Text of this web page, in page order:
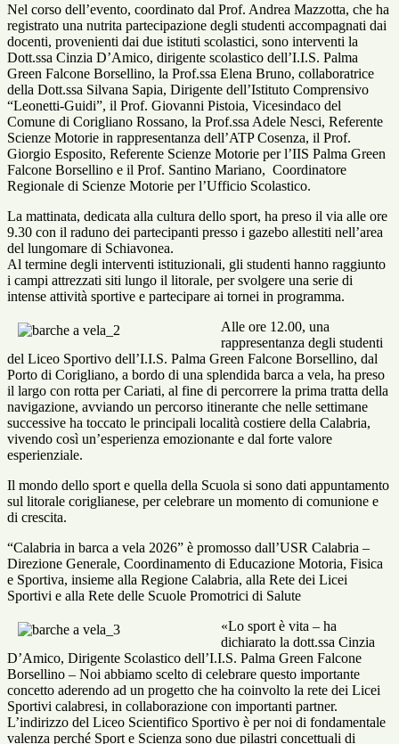
Nel corso dell’evento, coordinato dal Prof. Andrea Mazzotta, che ha
registrato una nutrita partecipazione degli studenti accompagnati dai
docenti, provenienti dai due istituti scolastici, sono interventi la
Dott.ssa Cinzia D’Amico, dirigente scolastico dell’I.I.S. Palma
Green Falcone Borsellino, la Prof.ssa Elena Bruno, collaboratrice
della Dott.ssa Silvana Sapia, Dirigente dell’Istituto Comprensivo
“Leonetti-Guidi”, il Prof. Giovanni Pistoia, Vicesindaco del
Comune di Corigliano Rossano, la Prof.ssa Adele Nesci, Referente
Scienze Motorie in rappresentanza dell’ATP Cosenza, il Prof.
Giorgio Esposito, Referente Scienze Motorie per l’IIS Palma Green
Falcone Borsellino e il Prof. Santino Mariano, Coordinatore
Regionale di Scienze Motorie per l’Ufficio Scolastico.
La mattinata, dedicata alla cultura dello sport, ha preso il via alle ore
9.30 con il raduno dei partecipanti presso i gazebo allestiti nell’area
del lungomare di Schiavonea.
Al termine degli interventi istituzionali, gli studenti hanno raggiunto
i campi attrezzati siti lungo il litorale, per svolgere una serie di
intense attività sportive e partecipare ai tornei in programma.
Alle ore 12.00, una
rappresentanza degli studenti
del Liceo Sportivo dell’I.I.S. Palma Green Falcone Borsellino, dal
Porto di Corigliano, a bordo di una splendida barca a vela, ha preso
il largo con rotta per Cariati, al fine di percorrere la prima tratta della
navigazione, avviando un percorso itinerante che nelle settimane
successive ha toccato le principali località costiere della Calabria,
vivendo così un’esperienza emozionante e dal forte valore
esperienziale.
Il mondo dello sport e quella della Scuola si sono dati appuntamento
sul litorale coriglianese, per celebrare un momento di comunione e
di crescita.
“Calabria in barca a vela 2026” è promosso dall’USR Calabria –
Direzione Generale, Coordinamento di Educazione Motoria, Fisica
e Sportiva, insieme alla Regione Calabria, alla Rete dei Licei
Sportivi e alla Rete delle Scuole Promotrici di Salute
«Lo sport è vita – ha
dichiarato la dott.ssa Cinzia
D’Amico, Dirigente Scolastico dell’I.I.S. Palma Green Falcone
Borsellino – Noi abbiamo scelto di celebrare questo importante
concetto aderendo ad un progetto che ha coinvolto la rete dei Licei
Sportivi calabresi, in collaborazione con importanti partner.
L’indirizzo del Liceo Scientifico Sportivo è per noi di fondamentale
valenza perché Sport e Scienza sono due pilastri concettuali di